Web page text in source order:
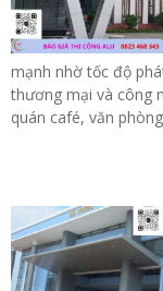
mạnh nhờ tốc độ
thương mại và công
quán café, văn